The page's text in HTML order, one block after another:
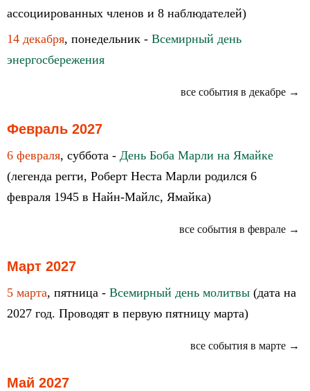
ассоциированных членов и 8 наблюдателей)
14 декабря, понедельник - Всемирный день
энергосбережения
все события в декабре →
Февраль 2027
6 февраля, суббота - День Боба Марли на Ямайке
(легенда регги, Роберт Неста Марли родился 6
февраля 1945 в Найн-Майлс, Ямайка)
все события в феврале →
Март 2027
5 марта, пятница - Всемирный день молитвы (дата на
2027 год. Проводят в первую пятницу марта)
все события в марте →
Май 2027